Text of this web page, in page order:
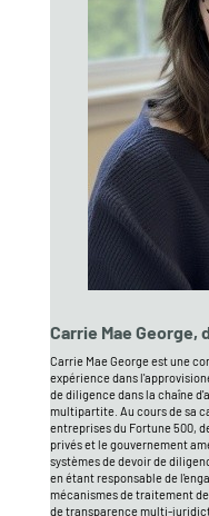
Carrie Mae
Carrie Mae George est une
expérience dans
de diligence dans la chaîne
multipartite. Au cours de sa
entreprises du Fortune 500,
privés et le gouvernement
systèmes de devoir de
en étant responsable de
mécanismes de traitement
de transparence multi-